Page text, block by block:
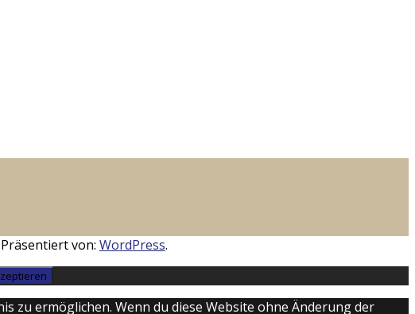
von: WordPress.
zu ermöglichen. Wenn du diese Website ohne Änderung der